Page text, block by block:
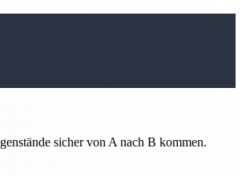
sicher von A nach B kommen.